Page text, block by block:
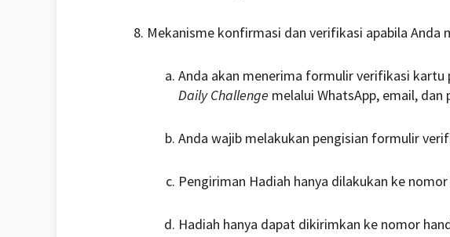
Mekanisme konfirmasi dan verifikasi apabila Anda
Anda akan menerima formulir verifikasi
Daily Challenge melalui WhatsApp, email,
Anda wajib melakukan pengisian formulir
Pengiriman Hadiah hanya dilakukan ke
Hadiah hanya dapat dikirimkan ke nomor